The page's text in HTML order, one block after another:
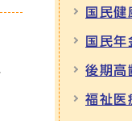
国民健
国民年
後期高
福祉医